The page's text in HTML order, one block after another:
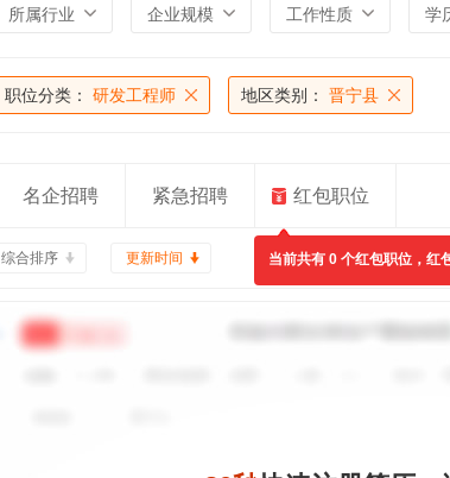
所属行业 企业规模 工作性质 学
职位分类： 研发工程师 地区类别： 晋宁县
名企招聘 紧急招聘 红包职位
当前共有 0 个红包职位，红
综合排序 更新时间